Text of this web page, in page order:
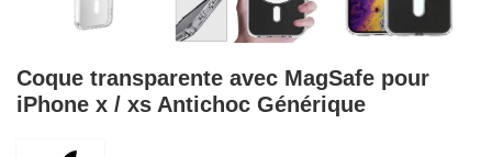
Coque transparente avec MagSafe pour
iPhone x / xs Antichoc Générique